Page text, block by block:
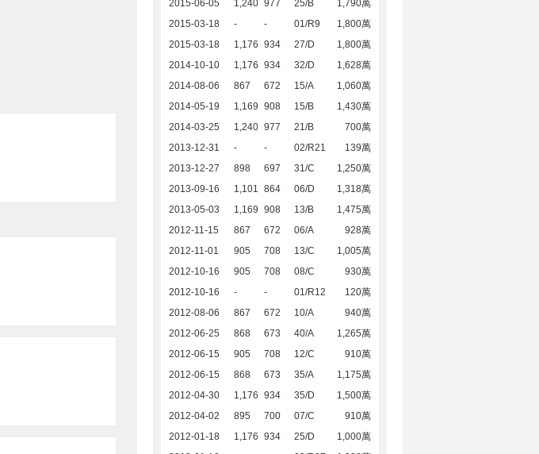
2015-06-05
1,240 977 25/B
1,790萬
2015-03-18
- - 01/R9
1,800萬
2015-03-18
1,176 934 27/D
1,800萬
2014-10-10
1,176 934 32/D
1,628萬
2014-08-06
867 672 15/A
1,060萬
2014-05-19
1,169 908 15/B
1,430萬
2014-03-25
1,240 977 21/B
700萬
2013-12-31
- - 02/R21
139萬
2013-12-27
898 697 31/C
1,250萬
2013-09-16
1,101 864 06/D
1,318萬
2013-05-03
1,169 908 13/B
1,475萬
2012-11-15
867 672 06/A
928萬
2012-11-01
905 708 13/C
1,005萬
2012-10-16
905 708 08/C
930萬
2012-10-16
- - 01/R12
120萬
2012-08-06
867 672 10/A
940萬
2012-06-25
868 673 40/A
1,265萬
2012-06-15
905 708 12/C
910萬
2012-06-15
868 673 35/A
1,175萬
2012-04-30
1,176 934 35/D
1,500萬
2012-04-02
895 700 07/C
910萬
2012-01-18
1,176 934 25/D
1,000萬